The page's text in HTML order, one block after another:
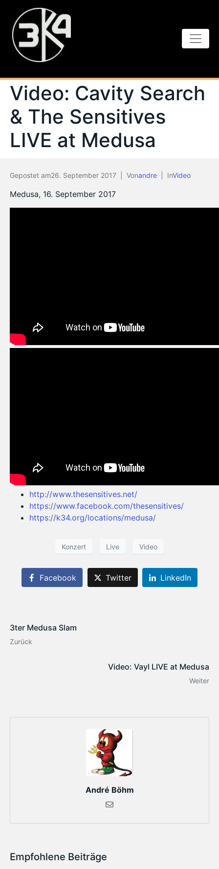
Video: Cavity Search
& The Sensitives
LIVE at Medusa
Gepostet am26. September 2017 Vonandre InVideo
Medusa, 16. September 2017
http://www.thesensitives.net/
https://www.facebook.com/thesensitives/
https://k34.org/locations/medusa/
Konzert Live Video
Facebook Twitter LinkedIn
3ter Medusa Slam
Zurück
Video: Vayl LIVE at Medusa
Weiter
André Böhm
Empfohlene Beiträge